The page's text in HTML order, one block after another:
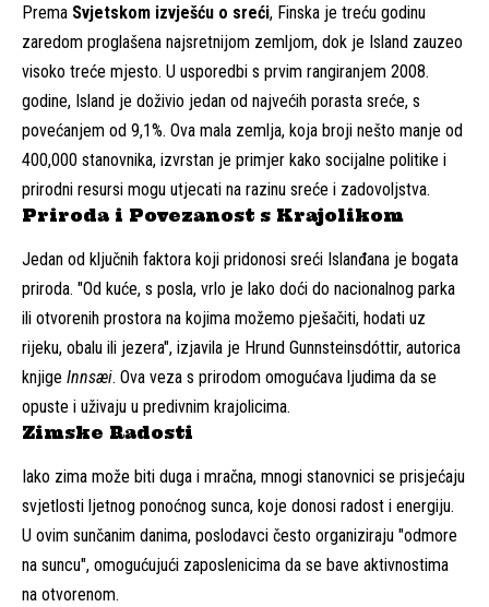
Prema Svjetskom izvješću o sreći, Finska je treću godinu
zaredom proglašena najsretnijom zemljom, dok je Island zauzeo
visoko treće mjesto. U usporedbi s prvim rangiranjem 2008.
godine, Island je doživio jedan od najvećih porasta sreće, s
povećanjem od 9,1%. Ova mala zemlja, koja broji nešto manje od
400,000 stanovnika, izvrstan je primjer kako socijalne politike i
prirodni resursi mogu utjecati na razinu sreće i zadovoljstva.
Priroda i Povezanost s Krajolikom
Jedan od ključnih faktora koji pridonosi sreći Islanđana je bogata
priroda. "Od kuće, s posla, vrlo je lako doći do nacionalnog parka
ili otvorenih prostora na kojima možemo pješačiti, hodati uz
rijeku, obalu ili jezera", izjavila je Hrund Gunnsteinsdóttir, autorica
knjige Innsæi. Ova veza s prirodom omogućava ljudima da se
opuste i uživaju u predivnim krajolicima.
Zimske Radosti
Iako zima može biti duga i mračna, mnogi stanovnici se prisjećaju
svjetlosti ljetnog ponoćnog sunca, koje donosi radost i energiju.
U ovim sunčanim danima, poslodavci često organiziraju "odmore
na suncu", omogućujući zaposlenicima da se bave aktivnostima
na otvorenom.